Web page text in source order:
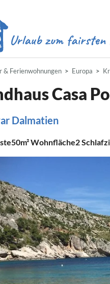
& Ferienwohnungen Europa
Casa
Dalmatien
50m²Wohnfläche2